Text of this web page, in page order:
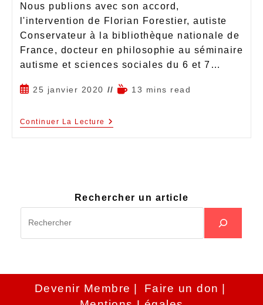
Nous publions avec son accord,
l'intervention de Florian Forestier, autiste
Conservateur à la bibliothèque nationale de
France, docteur en philosophie au séminaire
autisme et sciences sociales du 6 et 7…
25 janvier 2020 13 mins read
Continuer La Lecture
Rechercher un article
Devenir Membre
Faire un don